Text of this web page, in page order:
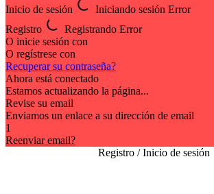
Inicio de sesión Iniciando sesión Error
Registro
Registrando Error
O inicie sesión con
O regístrese con
Recuperar su contraseña?
Ahora está conectado
Estamos actualizando la página...
Revise su email
Enviamos un enlace a su dirección de email
1
Reenviar email?
Registro / Inicio de sesión